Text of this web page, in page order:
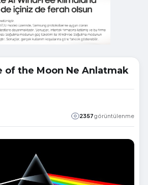
of the Moon Ne Anlatmak
2357görüntülenme